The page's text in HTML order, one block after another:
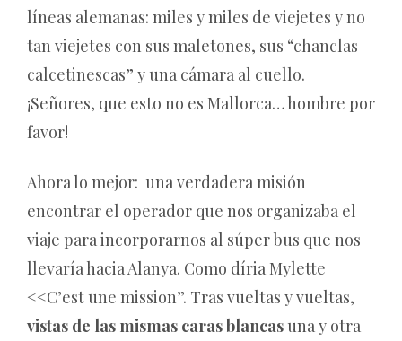
líneas alemanas: miles y miles de viejetes y no
tan viejetes con sus maletones, sus “chanclas
calcetinescas” y una cámara al cuello.
¡Señores, que esto no es Mallorca… hombre por
favor!
Ahora lo mejor: una verdadera misión
encontrar el operador que nos organizaba el
viaje para incorporarnos al súper bus que nos
llevaría hacia Alanya. Como díria Mylette
<<C’est une mission”. Tras vueltas y vueltas,
vistas de las mismas caras blancasuna y otra